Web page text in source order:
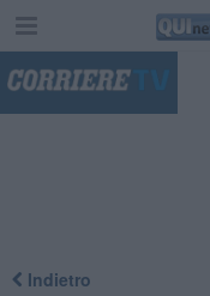
Indietro